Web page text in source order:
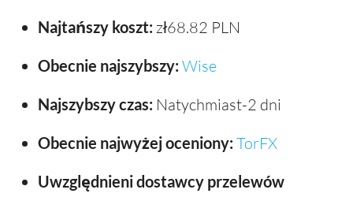
Najtańszy koszt: zł68.82 PLN
Obecnie najszybszy: Wise
Najszybszy czas: Natychmiast-2 dni
Obecnie najwyżej oceniony: TorFX
Uwzględnieni dostawcy przelewów